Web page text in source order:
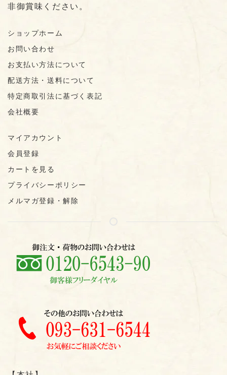
非御賞味ください。
ショップホーム
お問い合わせ
お支払い方法について
配送方法・送料について
特定商取引法に基づく表記
会社概要
マイアカウント
会員登録
カートを見る
プライバシーポリシー
メルマガ登録・解除